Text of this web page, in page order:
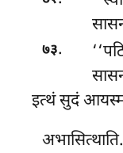
७३.
इत्थं सुदं
अभासित्थाति.